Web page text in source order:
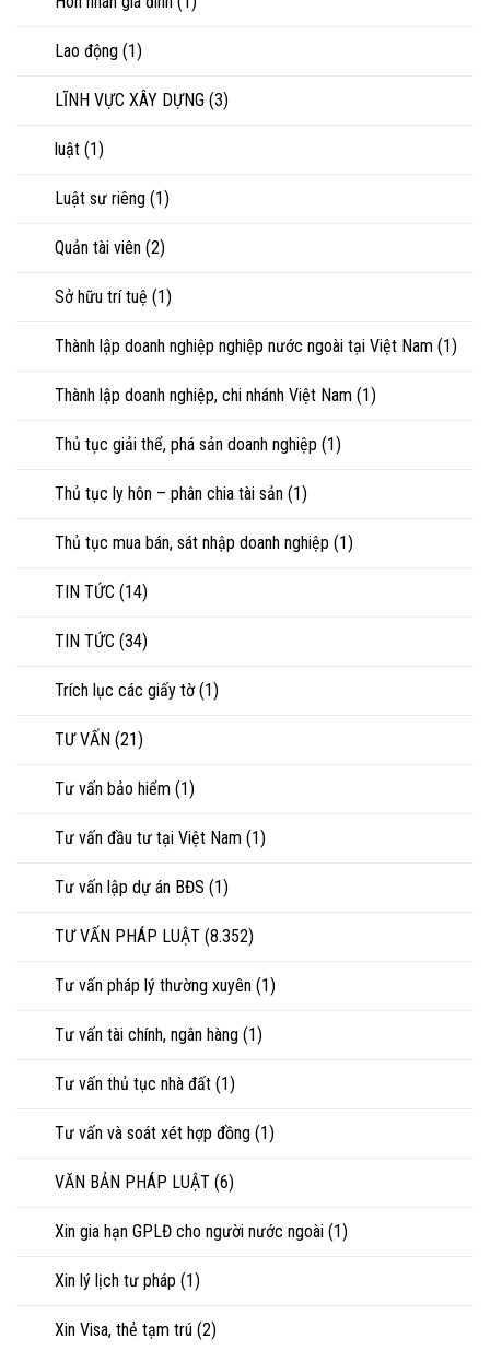
Lao động (1)
LĨNH VỰC XÂY DỰNG (3)
luật (1)
Luật sư riêng (1)
Quản tài viên (2)
Sở hữu trí tuệ (1)
Thành lập doanh nghiệp nghiệp nước ngoài tại Việt Nam (1)
Thành lập doanh nghiệp, chi nhánh Việt Nam (1)
Thủ tục giải thể, phá sản doanh nghiệp (1)
Thủ tục ly hôn – phân chia tài sản (1)
Thủ tục mua bán, sát nhập doanh nghiệp (1)
TIN TỨC (14)
TIN TỨC (34)
Trích lục các giấy tờ (1)
TƯ VẤN (21)
Tư vấn bảo hiểm (1)
Tư vấn đầu tư tại Việt Nam (1)
Tư vấn lập dự án BĐS (1)
TƯ VẤN PHÁP LUẬT (8.352)
Tư vấn pháp lý thường xuyên (1)
Tư vấn tài chính, ngân hàng (1)
Tư vấn thủ tục nhà đất (1)
Tư vấn và soát xét hợp đồng (1)
VĂN BẢN PHÁP LUẬT (6)
Xin gia hạn GPLĐ cho người nước ngoài (1)
Xin lý lịch tư pháp (1)
Xin Visa, thẻ tạm trú (2)